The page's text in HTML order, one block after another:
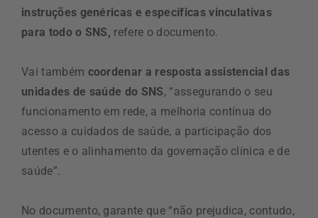
instruções genéricas e específicas vinculativas
para todo o SNS, refere o documento.
Vai também coordenar a resposta assistencial das
unidades de saúde do SNS, “assegurando o seu
funcionamento em rede, a melhoria contínua do
acesso a cuidados de saúde, a participação dos
utentes e o alinhamento da governação clínica e de
saúde”.
No documento, garante que “não prejudica, contudo,